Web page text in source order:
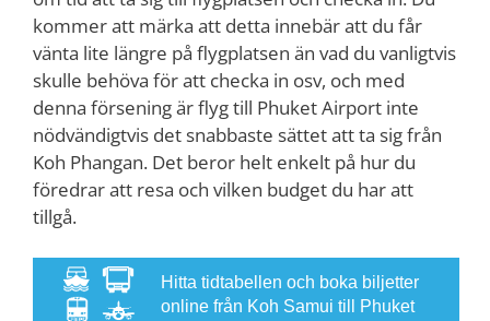
kommer att märka att detta innebär att du får
vänta lite längre på flygplatsen än vad du vanligtvis
skulle behöva för att checka in osv, och med
denna försening är flyg till Phuket Airport inte
nödvändigtvis det snabbaste sättet att ta sig från
Koh Phangan. Det beror helt enkelt på hur du
föredrar att resa och vilken budget du har att
tillgå.
Hitta tidtabellen och boka biljetter
online från Koh Samui till Phuket